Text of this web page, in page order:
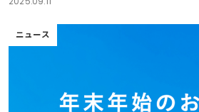
ニュース